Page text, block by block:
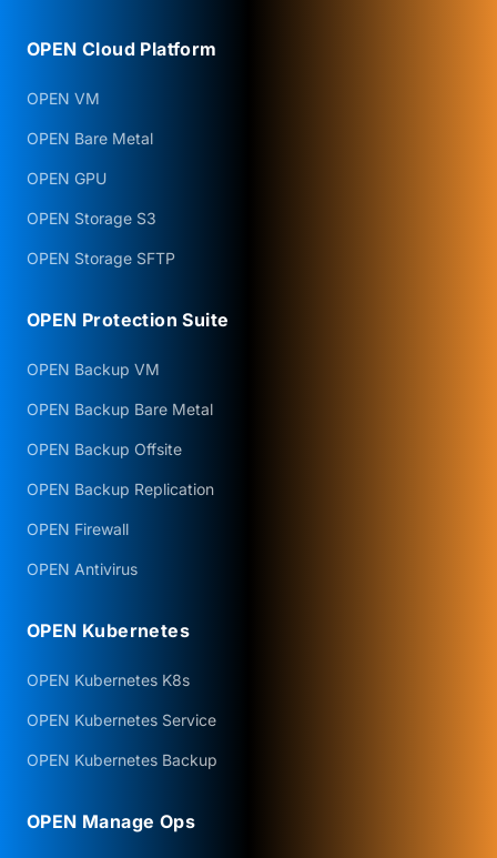
OPEN Cloud Platform
OPEN VM
OPEN Bare Metal
OPEN GPU
OPEN Storage S3
OPEN Storage SFTP
OPEN Protection Suite
OPEN Backup VM
OPEN Backup Bare Metal
OPEN Backup Offsite
OPEN Backup Replication
OPEN Firewall
OPEN Antivirus
OPEN Kubernetes
OPEN Kubernetes K8s
OPEN Kubernetes Service
OPEN Kubernetes Backup
OPEN Manage Ops